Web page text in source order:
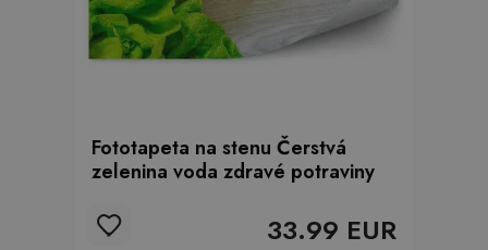
Fototapeta na stenu Čerstvá
zelenina voda zdravé potraviny
33.99 EUR